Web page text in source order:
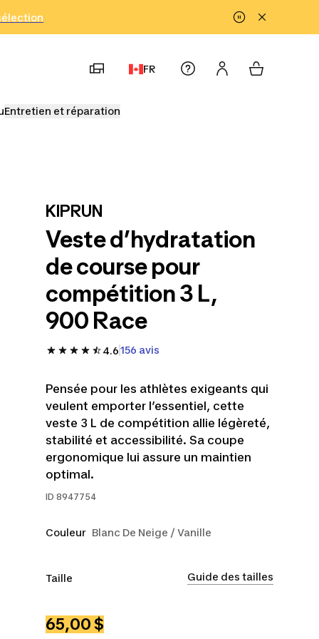
FR
Entretien et réparation
KIPRUN
Veste d’hydratation
de course pour
compétition 3 L,
900 Race
4.6156 avis
Pensée pour les athlètes exigeants qui
veulent emporter l’essentiel, cette
veste 3 L de compétition allie légèreté,
stabilité et accessibilité. Sa coupe
ergonomique lui assure un maintien
optimal.
ID 8947754
Couleur Blanc De Neige / Vanille
Taille
Guide des tailles
65,00 $